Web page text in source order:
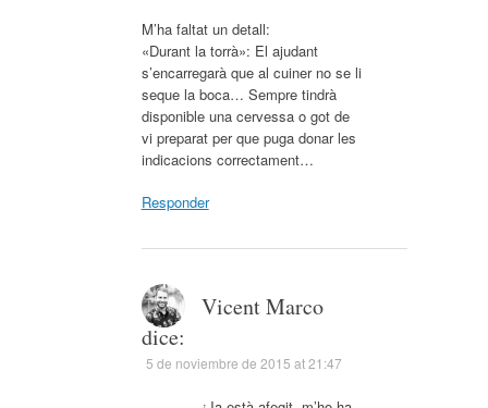
M’ha faltat un detall:
«Durant la torrà»: El ajudant
s’encarregarà que al cuiner no se li
seque la boca… Sempre tindrà
disponible una cervessa o got de
vi preparat per que puga donar les
indicacions correctament…
Responder
Vicent Marco
dice:
5 de noviembre de 2015 at 21:47